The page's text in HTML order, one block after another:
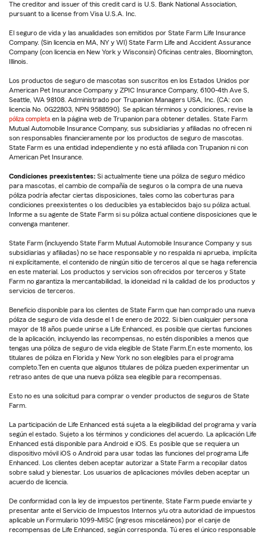
The creditor and issuer of this credit card is U.S. Bank National Association,
pursuant to a license from Visa U.S.A. Inc.
El seguro de vida y las anualidades son emitidos por State Farm Life Insurance
Company. (Sin licencia en MA, NY y WI) State Farm Life and Accident Assurance
Company (con licencia en New York y Wisconsin) Oficinas centrales, Bloomington,
Illinois.
Los productos de seguro de mascotas son suscritos en los Estados Unidos por
American Pet Insurance Company y ZPIC Insurance Company, 6100-4th Ave S,
Seattle, WA 98108. Administrado por Trupanion Managers USA, Inc. (CA: con
licencia No. 0G22803, NPN 9588590). Se aplican términos y condiciones, revise la
póliza completa en la página web de Trupanion para obtener detalles. State Farm
Mutual Automobile Insurance Company, sus subsidiarias y afiliadas no ofrecen ni
son responsables financieramente por los productos de seguro de mascotas.
State Farm es una entidad independiente y no está afiliada con Trupanion ni con
American Pet Insurance.
Condiciones preexistentes: Si actualmente tiene una póliza de seguro médico
para mascotas, el cambio de compañía de seguros o la compra de una nueva
póliza podría afectar ciertas disposiciones, tales como las coberturas para
condiciones preexistentes o los deducibles ya establecidos bajo su póliza actual.
Informe a su agente de State Farm si su póliza actual contiene disposiciones que le
convenga mantener.
State Farm (incluyendo State Farm Mutual Automobile Insurance Company y sus
subsidiarias y afiliadas) no se hace responsable y no respalda ni aprueba, implícita
ni explícitamente, el contenido de ningún sitio de terceros al que se haga referencia
en este material. Los productos y servicios son ofrecidos por terceros y State
Farm no garantiza la mercantabilidad, la idoneidad ni la calidad de los productos y
servicios de terceros.
Beneficio disponible para los clientes de State Farm que han comprado una nueva
póliza de seguro de vida desde el 1 de enero de 2022. Si bien cualquier persona
mayor de 18 años puede unirse a Life Enhanced, es posible que ciertas funciones
de la aplicación, incluyendo las recompensas, no estén disponibles a menos que
tengas una póliza de seguro de vida elegible de State Farm.En este momento, los
titulares de póliza en Florida y New York no son elegibles para el programa
completo.Ten en cuenta que algunos titulares de póliza pueden experimentar un
retraso antes de que una nueva póliza sea elegible para recompensas.
Esto no es una solicitud para comprar o vender productos de seguros de State
Farm.
La participación de Life Enhanced está sujeta a la elegibilidad del programa y varía
según el estado. Sujeto a los términos y condiciones del acuerdo. La aplicación Life
Enhanced está disponible para Android e iOS. Es posible que se requiera un
dispositivo móvil iOS o Android para usar todas las funciones del programa Life
Enhanced. Los clientes deben aceptar autorizar a State Farm a recopilar datos
sobre salud y bienestar. Los usuarios de aplicaciones móviles deben aceptar un
acuerdo de licencia.
De conformidad con la ley de impuestos pertinente, State Farm puede enviarte y
presentar ante el Servicio de Impuestos Internos y/u otra autoridad de impuestos
aplicable un Formulario 1099-MISC (ingresos misceláneos) por el canje de
recompensas de Life Enhanced, según corresponda. Tú eres el único responsable